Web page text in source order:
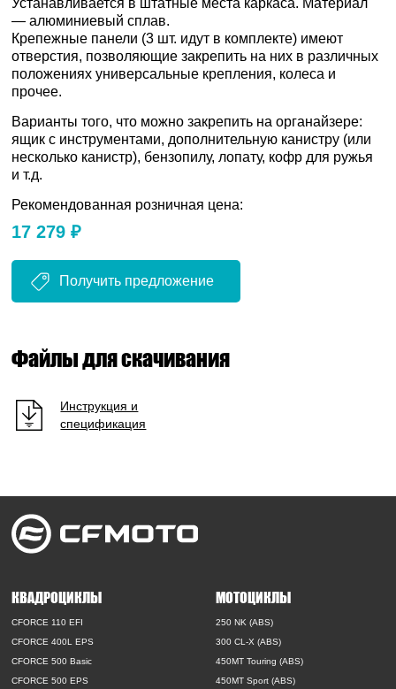
— алюминиевый сплав.
Крепежные панели (3 шт. идут в комплекте) имеют
отверстия, позволяющие закрепить на них в различных
положениях универсальные крепления, колеса и
прочее.
Варианты того, что можно закрепить на органайзере:
ящик с инструментами, дополнительную канистру (или
несколько канистр), бензопилу, лопату, кофр для ружья
и т.д.
Рекомендованная розничная цена:
17 279 ₽
Получить предложение
Файлы для скачивания
Инструкция и
спецификация
КВАДРОЦИКЛЫ
CFORCE 110 EFI
CFORCE 400L EPS
CFORCE 500 Basic
CFORCE 500 EPS
МОТОЦИКЛЫ
250 NK (ABS)
300 CL-X (ABS)
450MT Touring (ABS)
450MT Sport (ABS)